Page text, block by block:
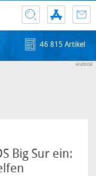
46 815 Artikel
Big Sur ein: